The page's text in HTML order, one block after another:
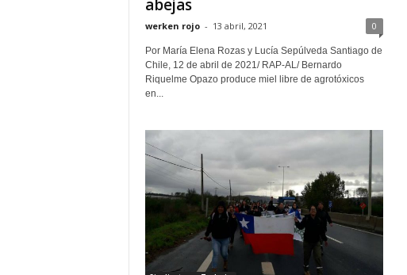
abejas
werken rojo - 13 abril, 2021 0
Por María Elena Rozas y Lucía Sepúlveda Santiago de
Chile, 12 de abril de 2021/ RAP-AL/ Bernardo
Riquelme Opazo produce miel libre de agrotóxicos
en...